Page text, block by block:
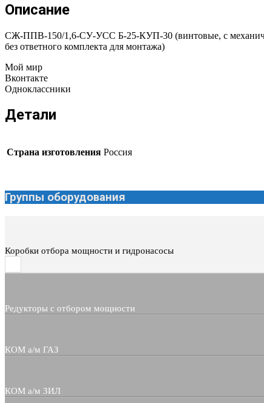
Описание
СЖ-ППВ-150/1,6-СУ-УСС Б-25-КУП-30 (винтовые, с
без ответного комплекта для монтажа)
Мой мир
Вконтакте
Одноклассники
Детали
Страна изготовления Россия
Группы оборудования
Коробки отбора мощности и гидронасосы
Редукторы с отбором мощности
КОМ а/м ГАЗ
КОМ а/м ЗИЛ